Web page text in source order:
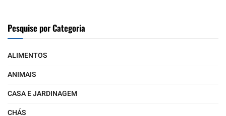
Pesquise por Categoria
ALIMENTOS
ANIMAIS
CASA E JARDINAGEM
CHÁS